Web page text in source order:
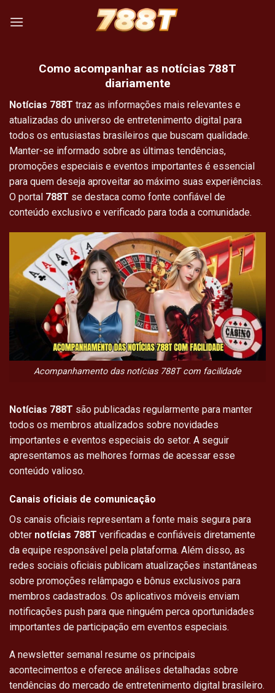
Como acompanhar as notícias 788T
diariamente
Notícias 788T traz as informações mais relevantes e
atualizadas do universo de entretenimento digital para
todos os entusiastas brasileiros que buscam qualidade.
Manter-se informado sobre as últimas tendências,
promoções especiais e eventos importantes é essencial
para quem deseja aproveitar ao máximo suas experiências.
O portal 788T se destaca como fonte confiável de
conteúdo exclusivo e verificado para toda a comunidade.
Acompanhamento das notícias 788T com facilidade
Notícias 788T são publicadas regularmente para manter
todos os membros atualizados sobre novidades
importantes e eventos especiais do setor. A seguir
apresentamos as melhores formas de acessar esse
conteúdo valioso.
Canais oficiais de comunicação
Os canais oficiais representam a fonte mais segura para
obter notícias 788T verificadas e confiáveis diretamente
da equipe responsável pela plataforma. Além disso, as
redes sociais oficiais publicam atualizações instantâneas
sobre promoções relâmpago e bônus exclusivos para
membros cadastrados. Os aplicativos móveis enviam
notificações push para que ninguém perca oportunidades
importantes de participação em eventos especiais.
A newsletter semanal resume os principais
acontecimentos e oferece análises detalhadas sobre
tendências do mercado de entretenimento digital brasileiro.